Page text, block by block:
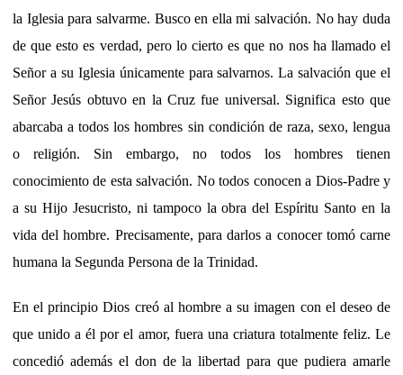
la Iglesia para salvarme. Busco en ella mi salvación. No hay duda
de que esto es verdad, pero lo cierto es que no nos ha llamado el
Señor a su Iglesia únicamente para salvarnos. La salvación que el
Señor Jesús obtuvo en la Cruz fue universal. Significa esto que
abarcaba a todos los hombres sin condición de raza, sexo, lengua
o religión. Sin embargo, no todos los hombres tienen
conocimiento de esta salvación. No todos conocen a Dios-Padre y
a su Hijo Jesucristo, ni tampoco la obra del Espíritu Santo en la
vida del hombre. Precisamente, para darlos a conocer tomó carne
humana la Segunda Persona de la Trinidad.
En el principio Dios creó al hombre a su imagen con el deseo de
que unido a él por el amor, fuera una criatura totalmente feliz. Le
concedió además el don de la libertad para que pudiera amarle